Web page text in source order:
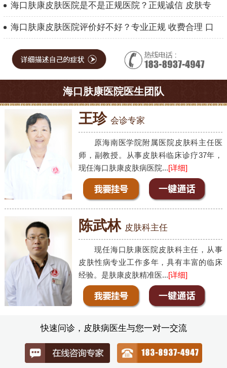
海口肤康皮肤医院是不是正规医院？正规诚信 皮肤专
海口肤康皮肤医院评价好不好？专业正规 收费合理 口
海口肤康医院医生团队
王珍 会诊专家
原海南医学院附属医院皮肤科主任医
师，副教授。从事皮肤科临床诊疗37年，
现任海口肤康皮肤病医院...[详细]
陈武林 皮肤科主任
现任海口肤康医院皮肤科主任，从事
皮肤性病专业工作多年，具有丰富的临床
经验。是肤康皮肤精准医...[详细]
快速问诊，皮肤病医生与您一对一交流